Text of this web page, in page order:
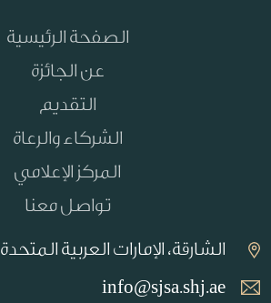
الصفحة الرئيسية
عن الجائزة
التقديم
الشركاء والرعاة
المركز الإعلامي
تواصل معنا
الشارقة، الإمارات العربية المتحدة
info@sjsa.shj.ae